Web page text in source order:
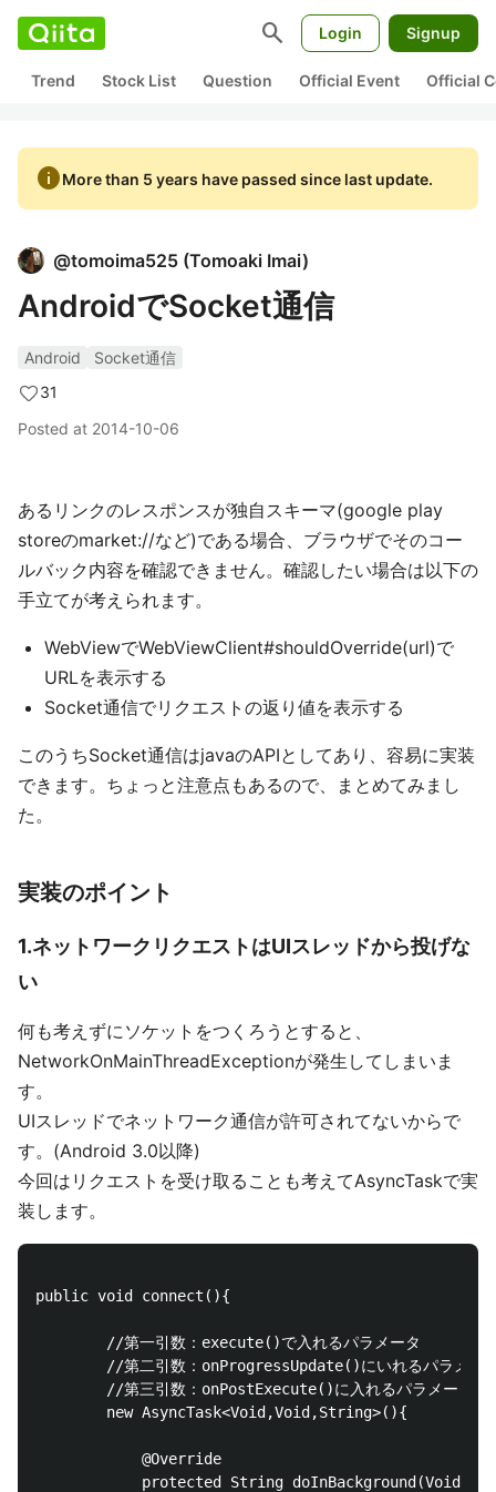
search Login Signup
Trend Stock List Question Official Event Official
infoMore than 5 years have passed since last update.
@tomoima525 (Tomoaki Imai)
AndroidでSocket通信
Android
Socket通信
31
Posted at 2014-10-06
あるリンクのレスポンスが独自スキーマ(google play
storeのmarket://など)である場合、ブラウザでそのコー
ルバック内容を確認できません。確認したい場合は以下の
手立てが考えられます。
WebViewでWebViewClient#shouldOverride(url)で
URLを表示する
Socket通信でリクエストの返り値を表示する
このうちSocket通信はjavaのAPIとしてあり、容易に実装
できます。ちょっと注意点もあるので、まとめてみまし
た。
実装のポイント
1.ネットワークリクエストはUIスレッドから投げな
い
何も考えずにソケットをつくろうとすると、
NetworkOnMainThreadExceptionが発生してしまいま
す。
UIスレッドでネットワーク通信が許可されてないからで
す。(Android 3.0以降)
今回はリクエストを受け取ることも考えてAsyncTaskで実
装します。
public void connect(){
        //第一引数：execute()で入れるパラメータ
//第二引数：onProgressUpdate()にいれるパラメー
        //第三引数：onPostExecute()に入れるパラメータ
        new AsyncTask<Void,Void,String>(){
            @Override
protected String doInBackground(Void...